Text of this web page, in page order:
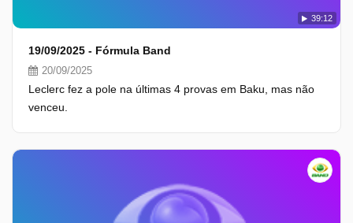
39:12
19/09/2025 - Fórmula Band
20/09/2025
Leclerc fez a pole na últimas 4 provas em Baku, mas não
venceu.